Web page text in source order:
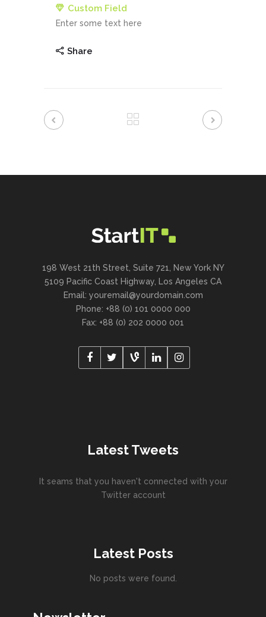
Custom Field
Enter some text here
Share
198 West 21th Street, Suite 721, New York NY
5109 Pacific Coast Highway, Los Angeles CA
Email: youremail@yourdomain.com
Phone: +88 (0) 101 0000 000
Fax: +88 (0) 202 0000 001
Latest Tweets
It seams that you haven't connected with your
Twitter account
Latest Posts
No posts were found.